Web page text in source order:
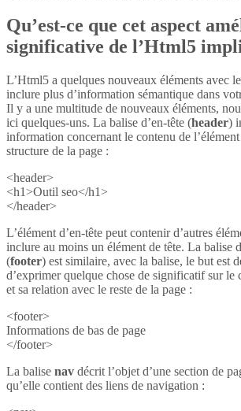
Qu’est-ce que cet aspect
significative de l’Html5
L’Html5 a quelques nouveaux éléments avec
inclure plus d’information sémantique dans
Il y a une multitude de nouveaux éléments,
ici quelques-uns. La balise d’en-tête (header)
information concernant le contenu de
structure de la page :
<header>
<h1>Outil seo</h1>
</header>
L’élément d’en-tête peut contenir d’autres
inclure au moins un élément de tête. La balise
(footer) est similaire, avec la balise, le but est
d’exprimer quelque chose de significatif sur le
et sa relation avec le reste de la page :
<footer>
Informations de bas de page
</footer>
La balise nav décrit l’objet d’une section de
qu’elle contient des liens de navigation :